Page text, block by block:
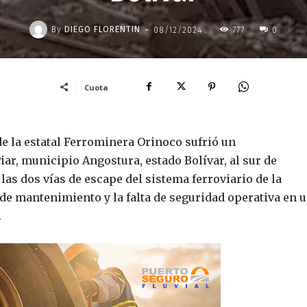
By DIEGO FLORENTIN - 08/12/2024 777 0
Cuota
la estatal Ferrominera Orinoco sufrió un
municipio Angostura, estado Bolívar, al sur de
dos vías de escape del sistema ferroviario de la
mantenimiento y la falta de seguridad operativa en